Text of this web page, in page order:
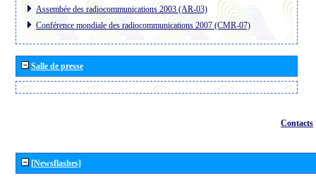
Assembée des radiocommunications 2003 (AR-03)
Conférence mondiale des radiocommunications 2007 (CMR-07)
Salle de presse
Contacts
[Newsflashes]